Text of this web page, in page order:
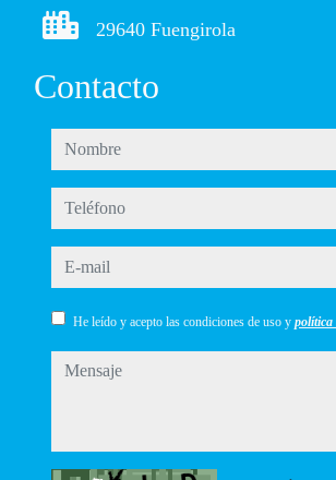
29640 Fuengirola
Contacto
nombre
teléfono
e-mail
He leído y acepto las condiciones de uso y política
mensaje